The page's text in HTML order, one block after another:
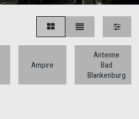
Ampire
Antenne
Bad
Blankenburg